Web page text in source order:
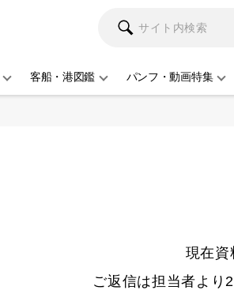
客船・港図鑑 パンフ・動画特集
現在資
ご返信は担当者より